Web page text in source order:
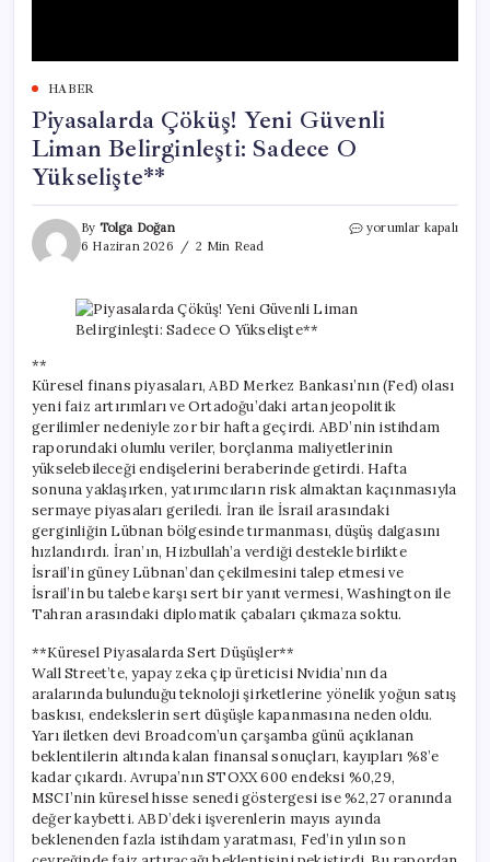
HABER
Piyasalarda Çöküş! Yeni Güvenli
Liman Belirginleşti: Sadece O
Yükselişte**
By Tolga Doğan
6 Haziran 2026
2 Min Read
Piyasalarda
için
yorumlar kapalı
**
Küresel finans piyasaları, ABD Merkez Bankası’nın (Fed) olası
yeni faiz artırımları ve Ortadoğu’daki artan jeopolitik
gerilimler nedeniyle zor bir hafta geçirdi. ABD’nin istihdam
raporundaki olumlu veriler, borçlanma maliyetlerinin
yükselebileceği endişelerini beraberinde getirdi. Hafta
sonuna yaklaşırken, yatırımcıların risk almaktan kaçınmasıyla
sermaye piyasaları geriledi. İran ile İsrail arasındaki
gerginliğin Lübnan bölgesinde tırmanması, düşüş dalgasını
hızlandırdı. İran’ın, Hizbullah’a verdiği destekle birlikte
İsrail’in güney Lübnan’dan çekilmesini talep etmesi ve
İsrail’in bu talebe karşı sert bir yanıt vermesi, Washington ile
Tahran arasındaki diplomatik çabaları çıkmaza soktu.
**Küresel Piyasalarda Sert Düşüşler**
Wall Street’te, yapay zeka çip üreticisi Nvidia’nın da
aralarında bulunduğu teknoloji şirketlerine yönelik yoğun satış
baskısı, endekslerin sert düşüşle kapanmasına neden oldu.
Yarı iletken devi Broadcom’un çarşamba günü açıklanan
beklentilerin altında kalan finansal sonuçları, kayıpları %8’e
kadar çıkardı. Avrupa’nın STOXX 600 endeksi %0,29,
MSCI’nin küresel hisse senedi göstergesi ise %2,27 oranında
değer kaybetti. ABD’deki işverenlerin mayıs ayında
beklenenden fazla istihdam yaratması, Fed’in yılın son